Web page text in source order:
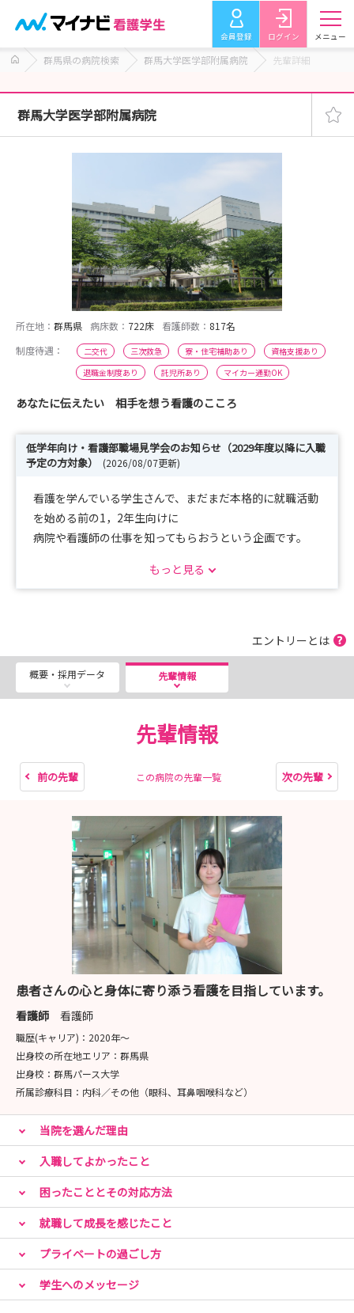
会員登録 ログイン メニュー
群馬県の病院検索 群馬大学医学部附属病院 先輩詳細
群馬大学医学部附属病院
所在地： 群馬県 病床数： 722床 看護師数： 817名
制度待遇：
二交代 三次救急 寮・住宅補助あり
資格支援あり
退職金制度あり
託児所あり マイカー通勤OK
あなたに伝えたい 相手を想う看護のこころ
低学年向け・看護部職場見学会のお知らせ（2029年度以降に入職
予定の方対象）
(2026/08/07更新)
看護を学んでいる学生さんで、まだまだ本格的に就職活動
を始める前の1，2年生向けに
病院や看護師の仕事を知ってもらおうという企画です。
くイメージがなくても大丈夫！
🌻 日時：2026年8月18日（火） 9:30～12:00
🌻 場所：群馬大学医学部附属病院
🌻 対象：2029年度以降に就職を考えている看護学生（低
※当院のワクチン接種・抗体価の規定を満たす
🌻 募集人数：10名程度
※申し込み人数が多い場合はお断りさせていただ
く（抽選等となる）場合があります。あらかじめご了承く
ださい。
職場見学（一般病棟で看護師の業務を30分見学
します）
院内見学、病院概要の説明（看護部の特徴を説明
します）
⚠️ お申し込み前の重要なお願い（ワクチン規定につい
て）
医療安全の観点から、当院では実習生や見学生の皆さまに
【ワクチン接種・抗体価の規定】を設けております。
必ず事前に対象の規定をご確認いただき、母子手帳や所属
する学校の証明書等でご自身の感染症・ワクチンの抗体価
をご確認の上、入力・お申し込みをお願いいたします。
📅 お申し込み方法
申込締切：8月12日（水）まで
詳細は下記をご覧ください。
https://nurse.dept.showa.gunma-u.ac.jp/
もっと見る
エントリーとは
概要・採用データ 先輩情報
先輩情報
前の先輩 この病院の先輩一覧 次の先輩
患者さんの心と身体に寄り添う看護を目指しています。
看護師 看護師
職歴(キャリア)： 2020年〜
出身校の所在地エリア： 群馬県
出身校： 群馬パース大学
所属診療科目： 内科／その他（眼科、耳鼻咽喉科など）
当院を選んだ理由
入職してよかったこと
困ったこととその対応方法
就職して成長を感じたこと
プライベートの過ごし方
学生へのメッセージ